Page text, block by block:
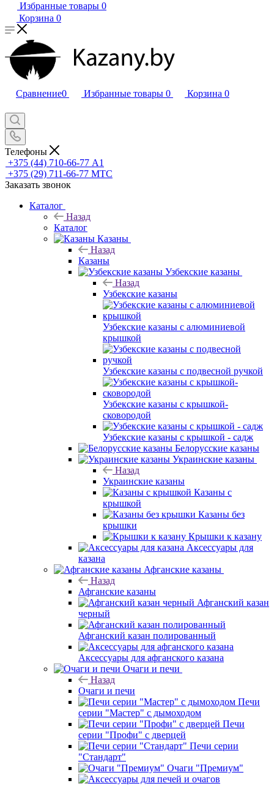
Избранные товары 0
Корзина 0
Сравнение0 Избранные товары 0 Корзина 0
Телефоны
+375 (44) 710-66-77 А1
+375 (29) 711-66-77 МТС
Заказать звонок
Каталог
Назад
Каталог
Казаны
Назад
Казаны
Узбекские казаны
Назад
Узбекские казаны
Узбекские казаны с алюминиевой
крышкой
Узбекские казаны с подвесной ручкой
Узбекские казаны с крышкой-
сковородой
Узбекские казаны с крышкой - садж
Белорусские казаны
Украинские казаны
Назад
Украинские казаны
Казаны с
крышкой
Казаны без
крышки
Крышки к казану
Аксессуары для
казана
Афганские казаны
Назад
Афганские казаны
Афганский казан
черный
Афганский казан полированный
Аксессуары для афганского казана
Очаги и печи
Назад
Очаги и печи
Печи
серии "Мастер" с дымоходом
Печи
серии "Профи" с дверцей
Печи серии
"Стандарт"
Очаги "Премиум"